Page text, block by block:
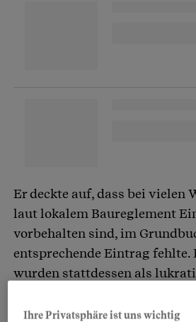
Er deckte auf, dass bei vielen
laut lokalem Baureglement
vorbehalten sind, im
entsprechende Eintrag fehlte.
wurden stattdessen als
«Chalet-Skandal» von
Ihre Privatsphäre ist uns wichtig